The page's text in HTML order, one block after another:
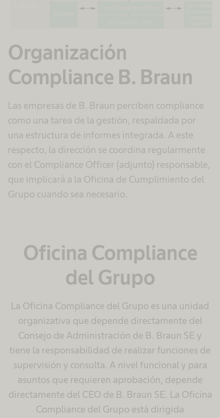
Organización
Compliance B. Braun
Las empresas de B. Braun perciben compliance
como una tarea de la gestión, respaldada por
una estructura de informes integrada. A este
respecto, la dirección se coordina regularmente
con el Compliance Officer (adjunto) responsable,
que implicará a la Oficina de Cumplimiento del
Grupo cuando sea necesario.
Oficina Compliance
del Grupo
La Oficina Compliance del Grupo es una unidad
organizativa que depende directamente del
Consejo de Administración de B. Braun SE y
tiene la responsabilidad de realizar funciones de
supervisión y consulta. A nivel funcional y para
asuntos que requieren aprobación, depende
directamente del CEO de B. Braun SE. La Oficina
Compliance del Grupo está dirigida